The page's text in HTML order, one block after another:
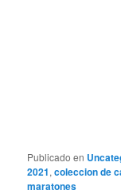
Publicado en
2021,coleccion de
maratones